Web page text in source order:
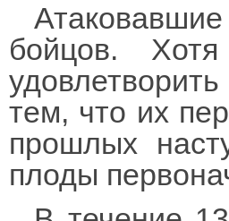
бойцов.
тем, что их
прошлых
плоды